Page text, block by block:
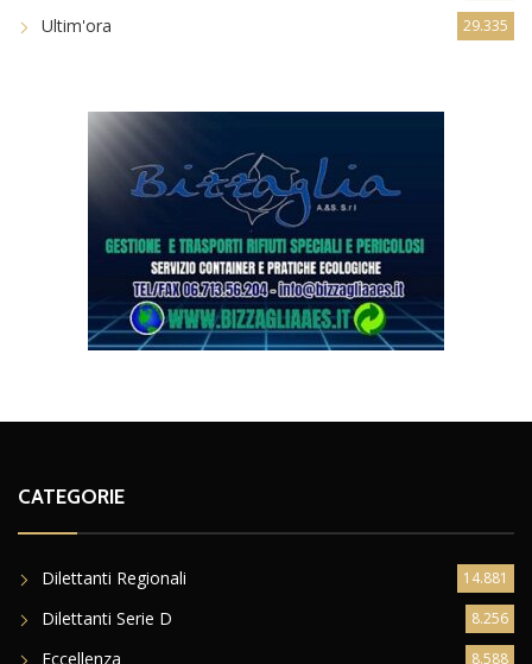
Ultim'ora 29.335
CATEGORIE
Dilettanti Regionali 14.881
Dilettanti Serie D 8.256
Eccellenza 8.588